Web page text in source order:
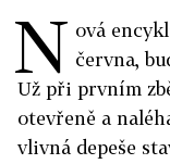
N ová
června,
Už při prvním
otevřeně a
vlivná depeše